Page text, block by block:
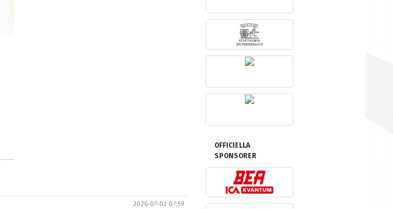
2026-07-02 07:59
OFFICIELLA
SPONSORER